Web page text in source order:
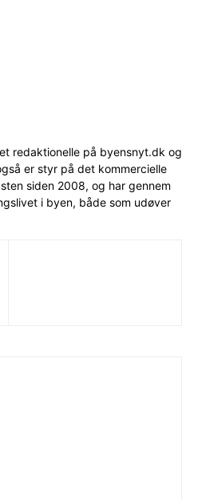
redaktionelle på byensnyt.dk og
er styr på det kommercielle
siden 2008, og har gennem
i byen, både som udøver